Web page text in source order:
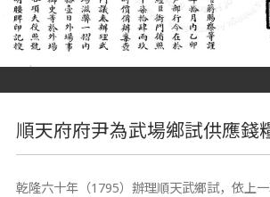
順天府府尹為武場鄉試供應錢
乾隆六十年（1795）辦理順天武鄉試，依上